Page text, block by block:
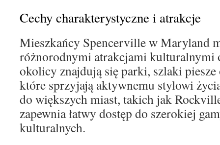
Cechy charakterystyczne i atrakcje
Mieszkańcy Spencerville w Maryland
różnorodnymi atrakcjami kulturalnymi
okolicy znajdują się parki, szlaki
które sprzyjają aktywnemu stylowi
do większych miast, takich jak
zapewnia łatwy dostęp do szerokiej
kulturalnych.